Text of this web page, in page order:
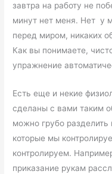
завтра на работу не
минут нет меня. Нет у
перед миром, никаких
Как вы понимаете,
упражнение
Есть еще и некие
сделаны с вами таким
можно грубо
которые мы
контролируем.
приказание рукам